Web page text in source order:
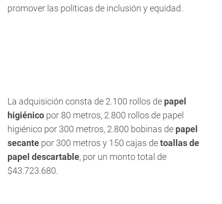
promover las políticas de inclusión y equidad.
La adquisición consta de 2.100 rollos de papel
higiénico por 80 metros, 2.800 rollos de papel
higiénico por 300 metros, 2.800 bobinas de papel
secante por 300 metros y 150 cajas detoallas de
papel descartable, por un monto total de
$43.723.680.